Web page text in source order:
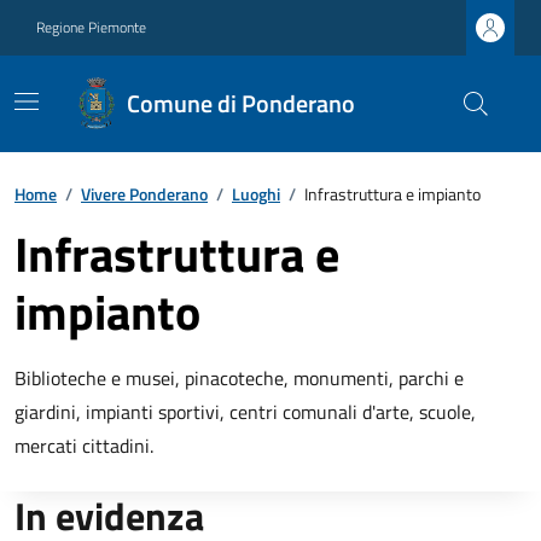
Regione Piemonte
Comune di Ponderano
Home / Vivere Ponderano / Luoghi / Infrastruttura e impianto
Infrastruttura e
impianto
Biblioteche e musei, pinacoteche, monumenti, parchi e
giardini, impianti sportivi, centri comunali d'arte, scuole,
mercati cittadini.
In evidenza